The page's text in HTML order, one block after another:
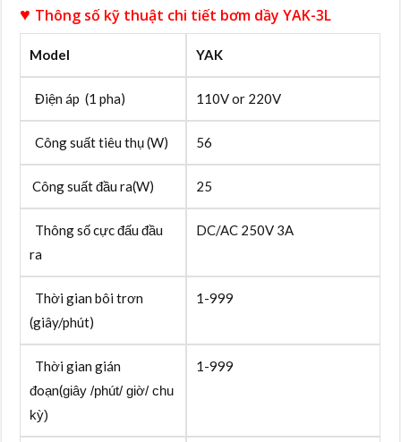
♥ Thông số kỹ thuật chi tiết bơm dầy YAK-3L
Model YAK
Điện áp (1 pha) 110V or 220V
Công suất tiêu thụ (W) 56
Công suất đầu ra(W) 25
Thông số cực đấu đầu
ra
DC/AC 250V 3A
Thời gian bôi trơn
(giây/phút)
1-999
Thời gian gián
đoạn(giây /phút/ giờ/ chu
kỳ)
1-999